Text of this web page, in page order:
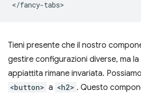
Tieni presente che il nostro
gestire configurazioni diverse, ma
appiattita rimane invariata.
<button> a <h2> . Questo